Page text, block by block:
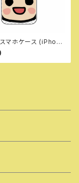
マホケース (iPhon